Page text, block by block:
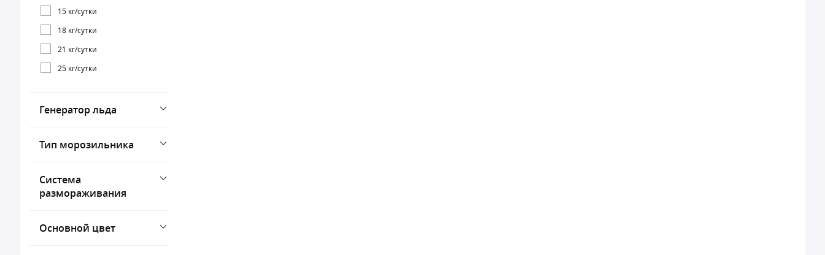
15 кг/сутки
18 кг/сутки
21 кг/сутки
25 кг/сутки
Генератор льда
Тип морозильника
Система
размораживания
Основной цвет